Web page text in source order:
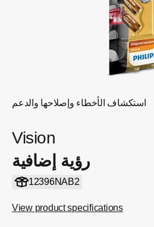
استكشاف الأخطاء وإصلاحها والدعم
Vision
رؤية إضافية
12396NAB2
View product specifications